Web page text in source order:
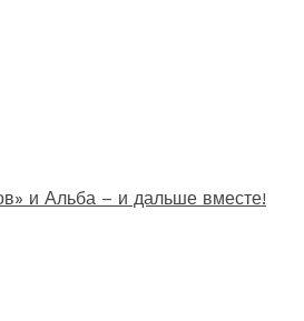
и Альба – и дальше вместе!